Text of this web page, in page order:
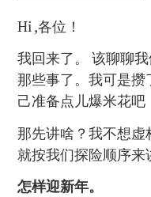
Hi ,各位！
我回来了。 该聊聊
那些事了。我可是攒
己准备点儿爆米花吧
那先讲啥？我不想虚
就按我们探险顺序来
怎样迎新年。